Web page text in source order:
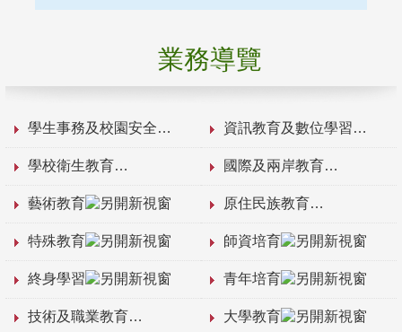
業務導覽
學生事務及校園安全 資訊教育及數位學習
學校衛生教育 國際及兩岸教育
藝術教育 原住民族教育
特殊教育 師資培育
終身學習 青年培育
技術及職業教育 大學教育